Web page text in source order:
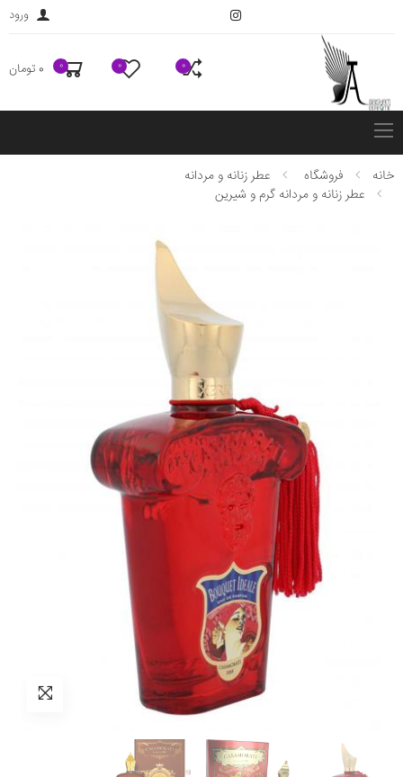
ورود
0
0
0 0 تومان
فهرست
خانه فروشگاه
عطر زنانه و مردانه
عطر زنانه و مردانه گرم و شیرین